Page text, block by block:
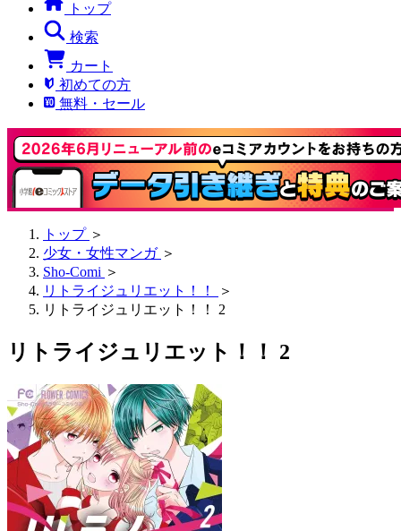
トップ
検索
カート
初めての方
無料・セール
トップ ＞
少女・女性マンガ ＞
Sho-Comi ＞
リトライジュリエット！！
＞
リトライジュリエット！！ 2
リトライジュリエット！！ 2